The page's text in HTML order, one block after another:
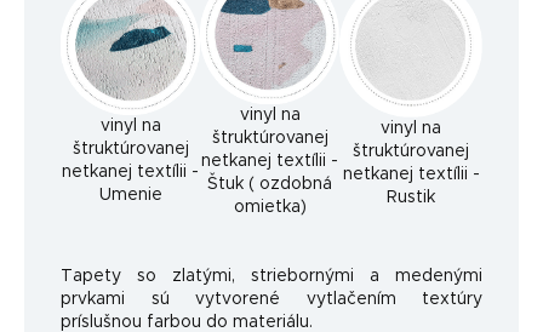
vinyl na
štruktúrovanej
netkanej textílii -
Umenie
vinyl na
štruktúrovanej
netkanej textílii -
Štuk ( ozdobná
omietka)
vinyl na
štruktúrovanej
netkanej textílii -
Rustik
Tapety so zlatými, striebornými a medenými
prvkami sú vytvorené vytlačením textúry
príslušnou farbou do materiálu.